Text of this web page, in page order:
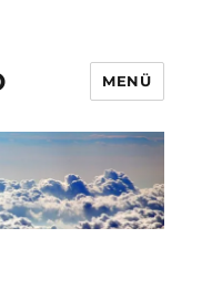
MENÜ